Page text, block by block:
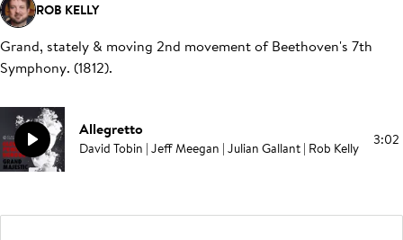
ROB KELLY
Grand, stately & moving 2nd movement of Beethoven's 7th
Symphony. (1812).
Allegretto
David Tobin | Jeff Meegan | Julian Gallant | Rob Kelly 3:02